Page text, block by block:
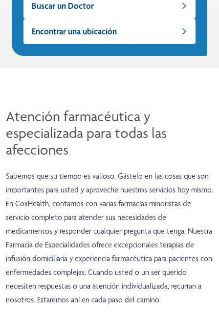
Buscar un Doctor
Encontrar una ubicación
Atención farmacéutica y
especializada para todas las
afecciones
Sabemos que su tiempo es valioso. Gástelo en las cosas que son
importantes para usted y aproveche nuestros servicios hoy mismo.
En CoxHealth, contamos con varias farmacias minoristas de
servicio completo para atender sus necesidades de
medicamentos y responder cualquier pregunta que tenga. Nuestra
Farmacia de Especialidades ofrece excepcionales terapias de
infusión domiciliaria y experiencia farmacéutica para pacientes con
enfermedades complejas. Cuando usted o un ser querido
necesiten respuestas o una atención individualizada, recurran a
nosotros. Estaremos ahí en cada paso del camino.